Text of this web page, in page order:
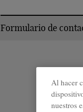
Formulario de
Al hacer
nuestros